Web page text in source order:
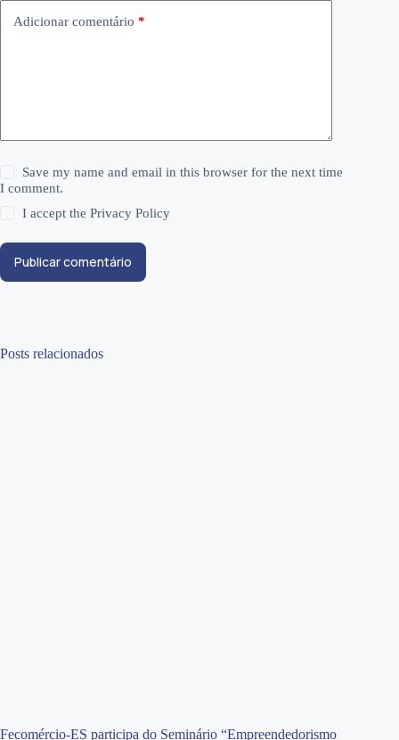
Adicionar comentário *
Save my name and email in this browser for the next time
I comment.
I accept thePrivacy Policy
Publicar comentário
Posts relacionados
Fecomércio-ES participa do Seminário “Empreendedorismo